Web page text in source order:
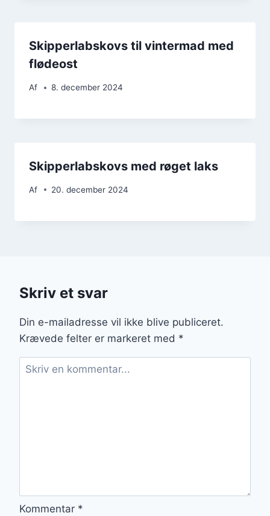
Skipperlabskovs til vintermad med
flødeost
Af 8. december 2024
Skipperlabskovs med røget laks
Af 20. december 2024
Skriv et svar
Din e-mailadresse vil ikke blive publiceret.
Krævede felter er markeret med *
Kommentar *